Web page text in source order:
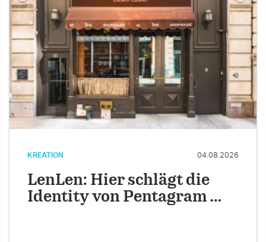
KREATION 04.08.2026
LenLen: Hier schlägt die
Identity von Pentagram …